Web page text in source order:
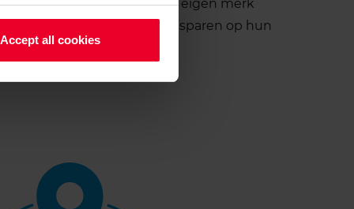
Accept all cookies
landen, wij verkopen onze eigen merk
bedrijven geld te besparen op hun